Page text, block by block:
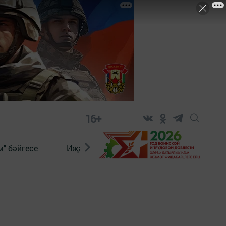
16+
бәйгесе Иҗат Реклама Онлайн